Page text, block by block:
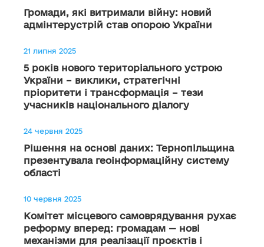
Громади, які витримали війну: новий
адмінтерустрій став опорою України
21 липня 2025
5 років нового територіального устрою
України – виклики, стратегічні
пріоритети і трансформація – тези
учасників національного діалогу
24 червня 2025
Рішення на основі даних: Тернопільщина
презентувала геоінформаційну систему
області
10 червня 2025
Комітет місцевого самоврядування рухає
реформу вперед: громадам — нові
механізми для реалізації проєктів і